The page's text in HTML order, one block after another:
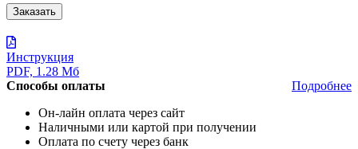
Инструкция
PDF, 1.28 Мб
Способы оплаты
Подробнее
Он-лайн оплата через сайт
Наличными или картой при получении
Оплата по счету через банк